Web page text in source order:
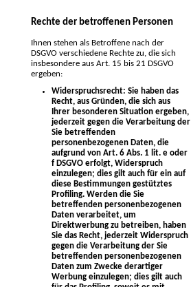
Rechte der betroffenen Personen
Ihnen stehen als Betroffene nach der
DSGVO verschiedene Rechte zu, die sich
insbesondere aus Art. 15 bis 21 DSGVO
ergeben:
Widerspruchsrecht: Sie haben das
Recht, aus Gründen, die sich aus
Ihrer besonderen Situation ergeben,
jederzeit gegen die Verarbeitung der
Sie betreffenden
personenbezogenen Daten, die
aufgrund von Art. 6 Abs. 1 lit. e oder
f DSGVO erfolgt, Widerspruch
einzulegen; dies gilt auch für ein auf
diese Bestimmungen gestütztes
Profiling. Werden die Sie
betreffenden personenbezogenen
Daten verarbeitet, um
Direktwerbung zu betreiben, haben
Sie das Recht, jederzeit Widerspruch
gegen die Verarbeitung der Sie
betreffenden personenbezogenen
Daten zum Zwecke derartiger
Werbung einzulegen; dies gilt auch